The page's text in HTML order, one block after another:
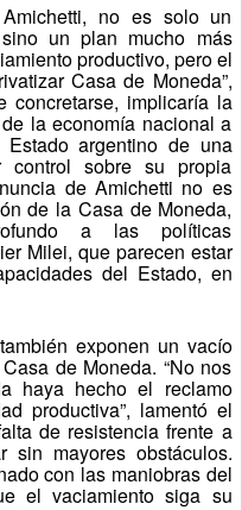
no es solo un
un plan mucho más
productivo, pero el
Casa de Moneda”,
concretarse, implicaría la
la economía nacional a
argentino de una
control sobre su propia
de Amichetti no es
de la Casa de Moneda,
a las políticas
Milei, que parecen estar
del Estado, en
exponen un vacío
de Moneda. “No nos
haya hecho el reclamo
productiva”, lamentó el
de resistencia frente a
sin mayores obstáculos.
con las maniobras del
el vaciamiento siga su